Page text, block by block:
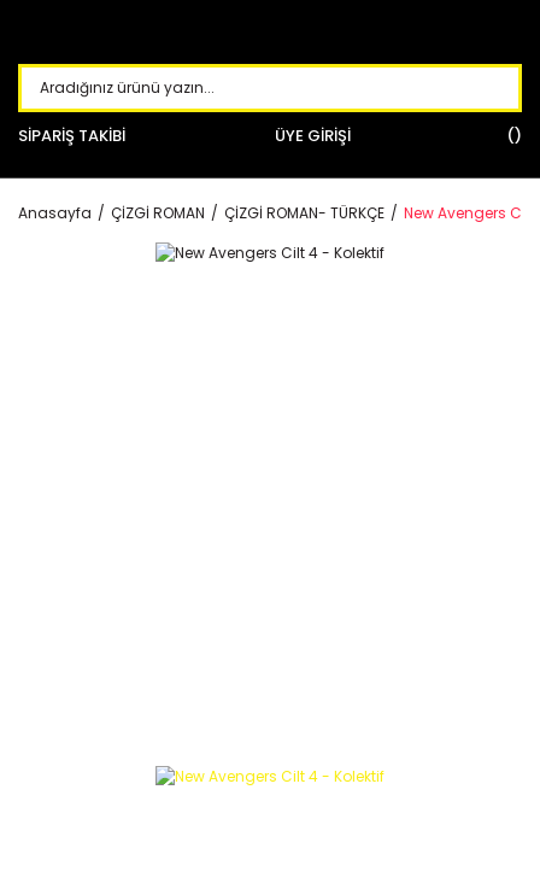
SİPARİŞ TAKİBİ ÜYE GİRİŞİ
Anasayfa ÇİZGİ ROMAN ÇİZGİ ROMAN- TÜRKÇE New Avengers Cilt